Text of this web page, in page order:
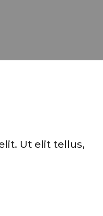
Ut elit tellus,